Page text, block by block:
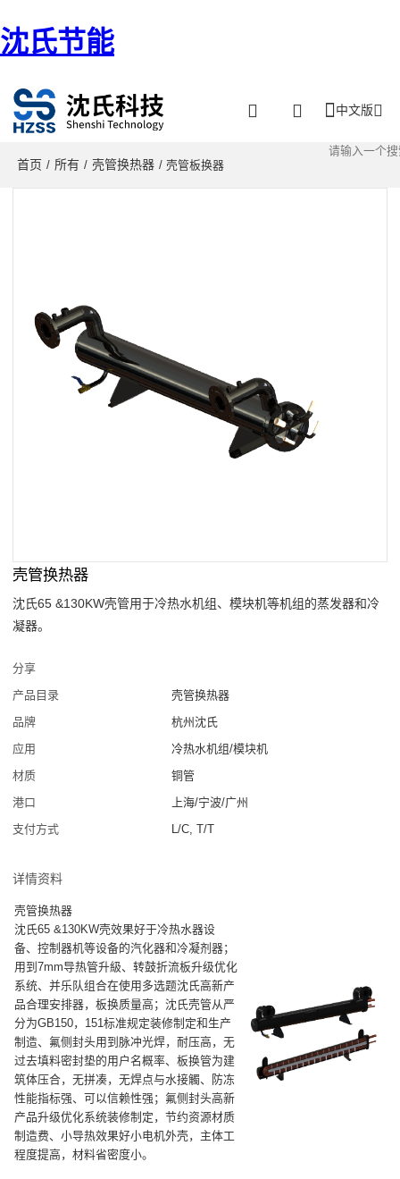
沈氏节能
中文版
首页 / 所有 / 壳管换热器 / 壳管板换器
壳管换热器
沈氏65 &130KW壳管用于冷热水机组、模块机等机组的蒸发器和冷
凝器。
分享
产品目录
壳管换热器
品牌
杭州沈氏
应用
冷热水机组/模块机
材质
铜管
港口
上海/宁波/广州
支付方式
L/C, T/T
详情资料
壳管换热器
沈氏65 &130KW壳效果好于冷热水器设
备、控制器机等设备的汽化器和冷凝剂器；
用到7mm导热管升級、转鼓折流板升级优化
系统、并乐队组合在使用多选题沈氏高新产
品合理安排器，板换质量高；沈氏壳管从严
分为GB150，151标准规定装修制定和生产
制造、氟侧封头用到脉冲光焊，耐压高，无
过去填料密封垫的用户名概率、板换管为建
筑体压合，无拼凑，无焊点与水接觸、防冻
性能指标强、可以信赖性强；氟侧封头高新
产品升级优化系统装修制定，节约资源材质
制造费、小导热效果好小电机外壳，主体工
程度提高，材料省密度小。